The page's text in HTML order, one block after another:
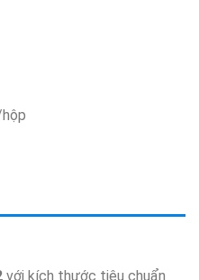
với kích thước tiêu chuẩn